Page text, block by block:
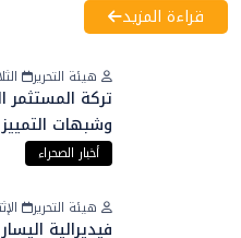
قراءة المزيد
هيئة التحرير الثلاثاء 21
تركة
وشبهات
أخبار الصحراء
هيئة التحرير الإثنين 20
فيديرالية